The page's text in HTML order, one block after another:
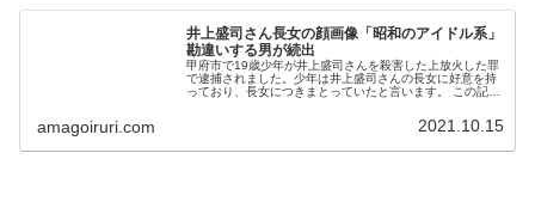
井上盛司さん長女の顔画像「昭和のアイドル系」
勘違いする男が続出
甲府市で19歳少年が井上盛司さんを殺害した上放火した罪
で逮捕されました。少年は井上盛司さんの長女に好意を持
っており、長女につきまとっていたと言います。 この記事
amagoiruri.com 2021.10.15